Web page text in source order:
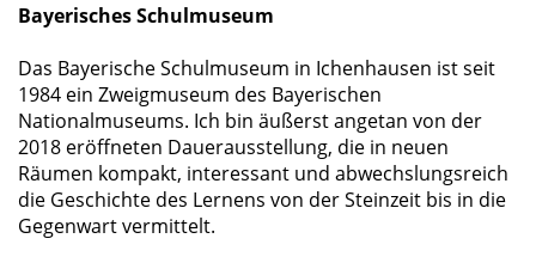
Bayerisches Schulmuseum
Das Bayerische Schulmuseum in Ichenhausen ist seit
1984 ein Zweigmuseum des Bayerischen
Nationalmuseums. Ich bin äußerst angetan von der
2018 eröffneten Dauerausstellung, die in neuen
Räumen kompakt, interessant und abwechslungsreich
die Geschichte des Lernens von der Steinzeit bis in die
Gegenwart vermittelt.